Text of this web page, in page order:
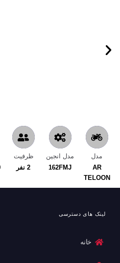
مدل
AR
TELOON
مدل انجین
162FMJ
ظرفیت
2 نفر
لینک های دسترسی
خانه